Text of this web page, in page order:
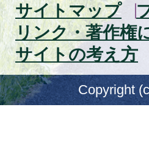
サイトマップ
リンク・著作権
サイトの考え方
Copyright